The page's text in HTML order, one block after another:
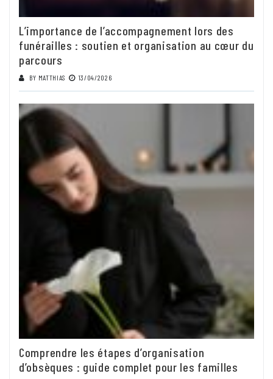
L’importance de l’accompagnement lors des
funérailles : soutien et organisation au cœur du
parcours
BY MATTHIAS 13/04/2026
Comprendre les étapes d’organisation
d’obsèques : guide complet pour les familles